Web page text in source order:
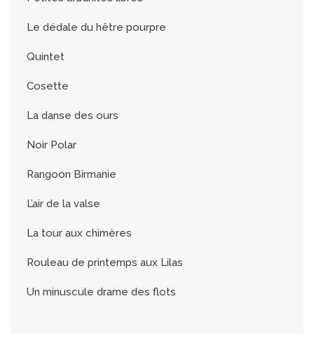
Le dédale du hêtre pourpre
Quintet
Cosette
La danse des ours
Noir Polar
Rangoon Birmanie
L’air de la valse
La tour aux chimères
Rouleau de printemps aux Lilas
Un minuscule drame des flots